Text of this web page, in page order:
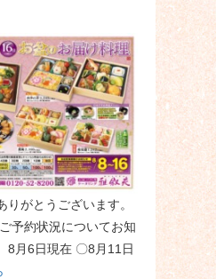
りがとうございます。
予約状況についてお知
月6日現在 〇8月11日